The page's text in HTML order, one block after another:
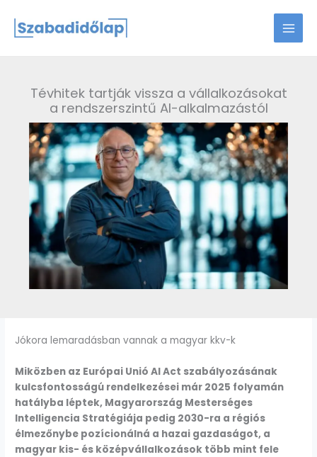
content
Tévhitek tartják vissza a vállalkozásokat
a rendszerszintű AI-alkalmazástól
Jókora lemaradásban vannak a magyar kkv-k
Miközben az Európai Unió AI Act szabályozásának
kulcsfontosságú rendelkezései már 2025 folyamán
hatályba léptek, Magyarország Mesterséges
Intelligencia Stratégiája pedig 2030-ra a régiós
élmezőnybe pozícionálná a hazai gazdaságot, a
magyar kis- és középvállalkozások több mint fele